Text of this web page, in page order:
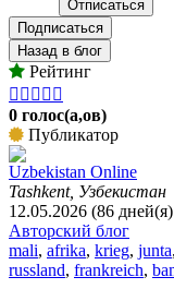
Подписаться
Назад в блог
Рейтинг
    
0 голос(а,ов)
Публикатор
Uzbekistan Online
Tashkent, Узбекистан
12.05.2026 (86
Авторский блог
mali, afrika, krieg, junta,
russland, frankreich,